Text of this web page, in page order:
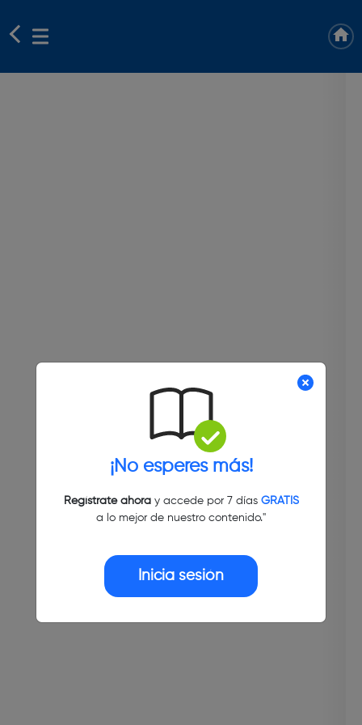
¡No esperes más!
Regístrate ahoray accede por 7 días GRATIS
a lo mejor de nuestro contenido."
Inicia sesión